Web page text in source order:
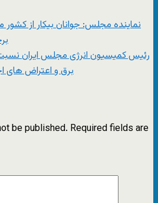
نماینده مجلس: جوانان بیکار از کشور
رئیس کمیسیون انرژی مجلس ایران
برق و اعتراض های
be published. Required fields are